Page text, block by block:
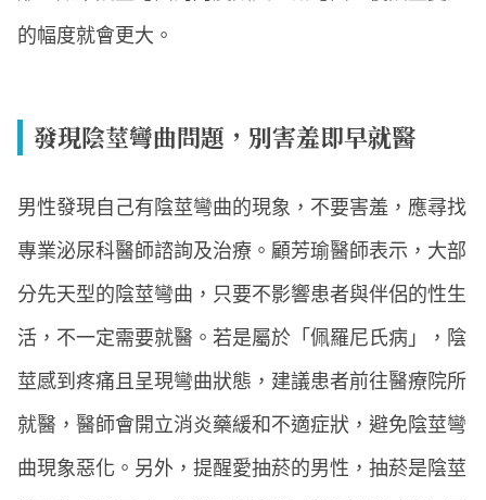
的幅度就會更大。
發現陰莖彎曲問題，別害羞即早就醫
男性發現自己有陰莖彎曲的現象，不要害羞，應尋找
專業泌尿科醫師諮詢及治療。顧芳瑜醫師表示，大部
分先天型的陰莖彎曲，只要不影響患者與伴侶的性生
活，不一定需要就醫。若是屬於「佩羅尼氏病」，陰
莖感到疼痛且呈現彎曲狀態，建議患者前往醫療院所
就醫，醫師會開立消炎藥緩和不適症狀，避免陰莖彎
曲現象惡化。另外，提醒愛抽菸的男性，抽菸是陰莖